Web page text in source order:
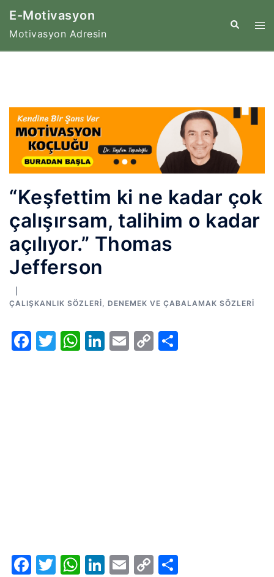
İçeriğe
E-Motivasyon
Motivasyon Adresin
Search
“Keşfettim ki ne kadar çok
çalışırsam, talihim o kadar
açılıyor.” Thomas
Jefferson
ÇALIŞKANLIK SÖZLERI DENEMEK VE ÇABALAMAK SÖZLERI
Facebook
Twitter
WhatsApp
LinkedIn
Email
Copy
Facebook
Twitter
WhatsApp
LinkedIn
Email
Copy